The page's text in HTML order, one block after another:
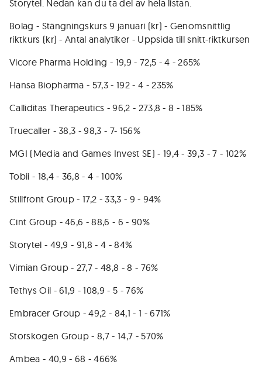
Storytel. Nedan kan du ta del av hela listan.
Bolag - Stängningskurs 9 januari (kr) - Genomsnittlig
riktkurs (kr) - Antal analytiker - Uppsida till snitt-riktkursen
Vicore Pharma Holding - 19,9 - 72,5 - 4 - 265%
Hansa Biopharma - 57,3 - 192 - 4 - 235%
Calliditas Therapeutics - 96,2 - 273,8 - 8 - 185%
Truecaller - 38,3 - 98,3 - 7- 156%
MGI (Media and Games Invest SE) - 19,4 - 39,3 - 7 - 102%
Tobii - 18,4 - 36,8 - 4 - 100%
Stillfront Group - 17,2 - 33,3 - 9 - 94%
Cint Group - 46,6 - 88,6 - 6 - 90%
Storytel - 49,9 - 91,8 - 4 - 84%
Vimian Group - 27,7 - 48,8 - 8 - 76%
Tethys Oil - 61,9 - 108,9 - 5 - 76%
Embracer Group - 49,2 - 84,1 - 1 - 671%
Storskogen Group - 8,7 - 14,7 - 570%
Ambea - 40,9 - 68 - 466%